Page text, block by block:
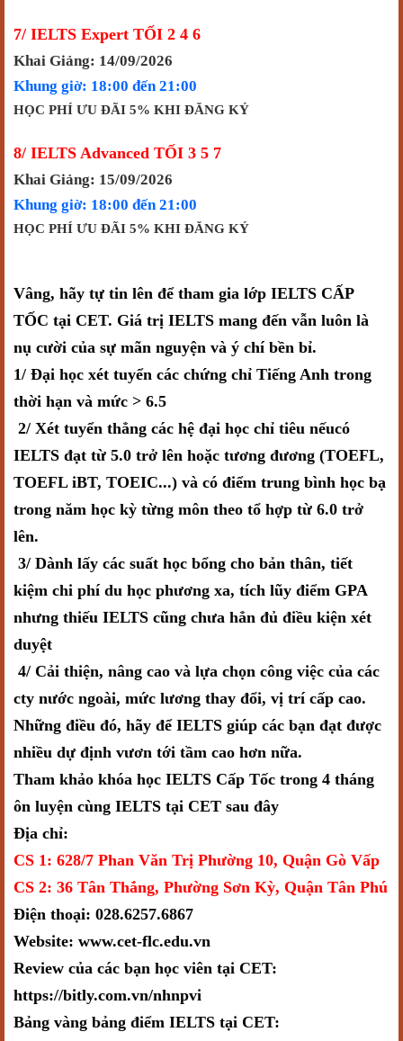
7/ IELTS Expert TỐI 2 4 6
Khai Giảng: 14/09/2026
Khung giờ: 18:00 đến 21:00
HỌC PHÍ ƯU ĐÃI 5% KHI ĐĂNG KÝ
8/ IELTS Advanced TỐI 3 5 7
Khai Giảng: 15/09/2026
Khung giờ: 18:00 đến 21:00
HỌC PHÍ ƯU ĐÃI 5% KHI ĐĂNG KÝ
Vâng, hãy tự tin lên để tham gia lớp IELTS CẤP
TỐC tại CET. Giá trị IELTS mang đến vẫn luôn là
nụ cười của sự mãn nguyện và ý chí bền bỉ.
1/ Đại học xét tuyển các chứng chỉ Tiếng Anh trong
thời hạn và mức > 6.5
2/ Xét tuyển thẳng các hệ đại học chỉ tiêu nếucó
IELTS đạt từ 5.0 trở lên hoặc tương đương (TOEFL,
TOEFL iBT, TOEIC...) và có điểm trung bình học bạ
trong năm học kỳ từng môn theo tổ hợp từ 6.0 trở
lên.
3/ Dành lấy các suất học bổng cho bản thân, tiết
kiệm chi phí du học phương xa, tích lũy điểm GPA
nhưng thiếu IELTS cũng chưa hẳn đủ điều kiện xét
duyệt
4/ Cải thiện, nâng cao và lựa chọn công việc của các
cty nước ngoài, mức lương thay đổi, vị trí cấp cao.
Những điều đó, hãy để IELTS giúp các bạn đạt được
nhiều dự định vươn tới tầm cao hơn nữa.
Tham khảo khóa học IELTS Cấp Tốc trong 4 tháng
ôn luyện cùng IELTS tại CET sau đây
Địa chỉ:
CS 1: 628/7 Phan Văn Trị Phường 10, Quận Gò Vấp
CS 2: 36 Tân Thắng, Phường Sơn Kỳ, Quận Tân Phú
Điện thoại: 028.6257.6867
Website: www.cet-flc.edu.vn
Review của các bạn học viên tại CET:
https://bitly.com.vn/nhnpvi
Bảng vàng bảng điểm IELTS tại CET: